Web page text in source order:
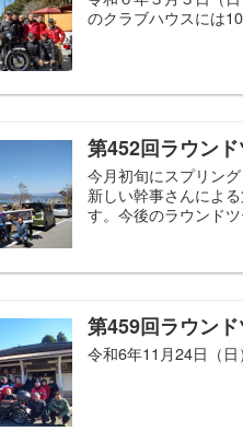
のクラブハウスには
第452回ラウン
今月初旬にスプリン
新しい幹事さんによ
す。今後のラウンド
第459回ラウン
令和6年11月24日（